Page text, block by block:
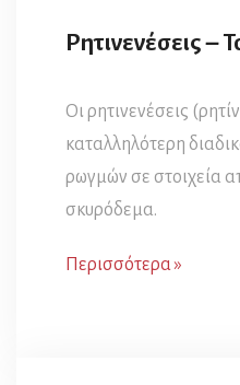
Ρητινενέσεις –
Οι ρητινενέσεις
καταλληλότερη
ρωγμών σε στοιχεία
σκυρόδεμα.
Περισσότερα »